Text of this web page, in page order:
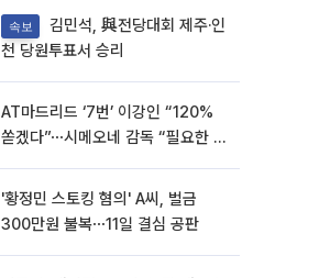
속보
천 당원투표서 승리
AT마드리드 ‘7번’ 이강인 “120%
쏟겠다”⋯시메오네 감독 “필요한 선
'황정민 스토킹 혐의' A씨, 벌금
300만원 불복⋯11일 결심 공판